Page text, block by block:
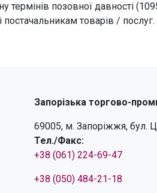
термінів позовної давності
товарів / послуг.
Запорізька торгово-
69005, м. Запоріжжя, бул.
Тел./Факс:
+38 (061) 224-69-47
+38 (050) 484-21-18